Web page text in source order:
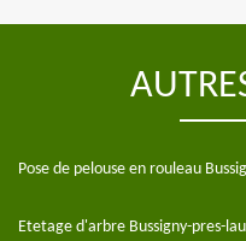
Pose de pelouse en rouleau
Etetage d'arbre Bussigny-pres-